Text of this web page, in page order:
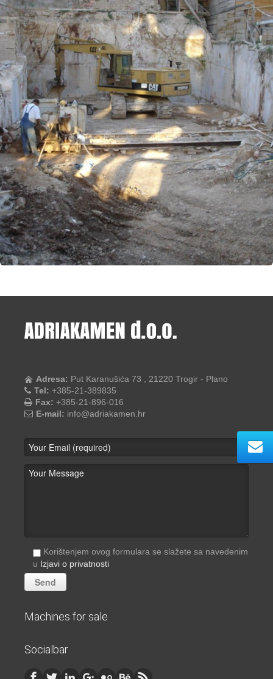
Adresa: Put Karanušića 73 , 21220 Trogir - Plano
Tel: +385-21-389835
Fax: +385-21-896-016
E-mail: info@adriakamen.hr
Korištenjem ovog formulara se slažete sa navedenim
u Izjavi o privatnosti
Machines for sale
Socialbar